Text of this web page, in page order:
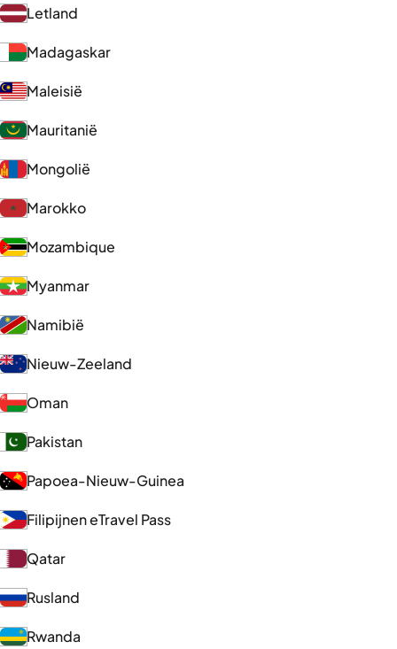
Letland
Madagaskar
Maleisië
Mauritanië
Mongolië
Marokko
Mozambique
Myanmar
Namibië
Nieuw-Zeeland
Oman
Pakistan
Papoea-Nieuw-Guinea
Filipijnen eTravel Pass
Qatar
Rusland
Rwanda